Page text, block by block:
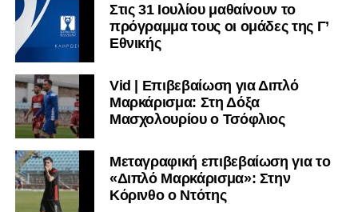
Στις 31 Ιουλίου μαθαίνουν το
πρόγραμμα τους οι ομάδες της Γ’
Εθνικής
Vid | Επιβεβαίωση για Διπλό
Μαρκάρισμα: Στη Δόξα
Μασχολουρίου ο Τσόφλιος
Μεταγραφική επιβεβαίωση για το
«Διπλό Μαρκάρισμα»: Στην
Κόρινθο ο Ντότης